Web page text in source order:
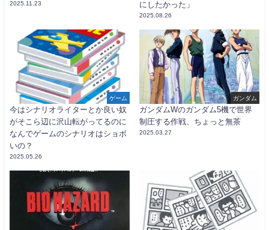
2025.11.23
にしたかった」
2025.08.26
ゲーム
今はシナリオライターとか良い奴
がそこら辺に沢山転がってるのに
なんでゲームのシナリオはショボ
いの？
2025.05.26
ガンダム
ガンダムWのガンダム5機で世界
制圧する作戦、ちょっと無茶
2025.03.27